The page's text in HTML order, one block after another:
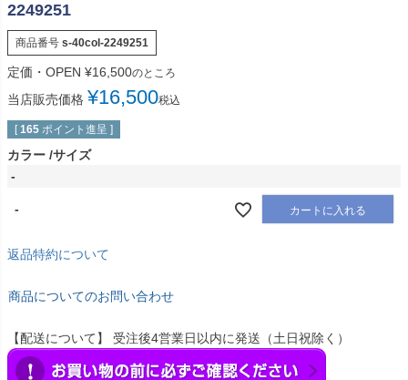
2249251
商品番号 s-40col-2249251
定価・OPEN ¥16,500のところ
当店販売価格 ¥16,500税込
[ 165 ポイント進呈 ]
カラー サイズ
-
- カートに入れる
返品特約について
商品についてのお問い合わせ
【配送について】 受注後4営業日以内に発送（土日祝除く）